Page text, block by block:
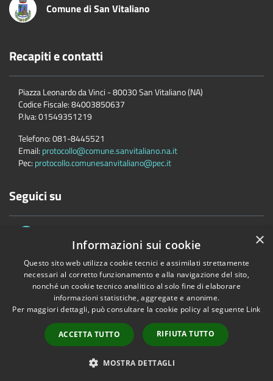
Comune di San Vitaliano
Recapiti e contatti
Piazza Leonardo da Vinci - 80030 San Vitaliano (NA)
Codice Fiscale:84003850637
P.Iva:01549351219
Telefono:081-8445521
Email: protocollo@comune.sanvitaliano.na.it
Pec: protocollo.comunesanvitaliano@pec.it
Seguici su
Accessibilità Privacy Cookie
Mappa del sito
Copyright © 2026 • Comune di San Vitaliano • Powered byMunicipium
•Accesso redazione
×
Informazioni sui cookie
Questo sito web utilizza cookie tecnici e assimilati strettamente
necessari al corretto funzionamento e alla navigazione del sito,
nonché un cookie tecnico analitico al solo fine di elaborare
informazioni statistiche, aggregate e anonime.
Per maggiori dettagli, può consultare la cookie policy al seguente Link
ACCETTA TUTTO RIFIUTA TUTTO
MOSTRA DETTAGLI